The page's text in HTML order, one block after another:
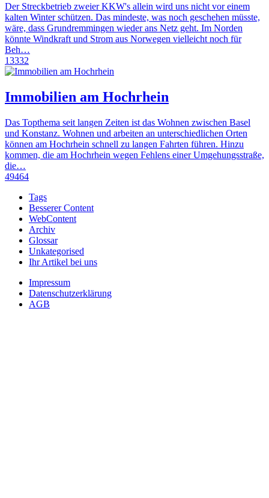
Der Streckbetrieb zweier KKW's allein wird uns nicht vor einem
kalten Winter schützen. Das mindeste, was noch geschehen müsste,
wäre, dass Grundremmingen wieder ans Netz geht. Im Norden
könnte Windkraft und Strom aus Norwegen vielleicht noch für
Beh…
13332
Immobilien am Hochrhein
Das Topthema seit langen Zeiten ist das Wohnen zwischen Basel
und Konstanz. Wohnen und arbeiten an unterschiedlichen Orten
können am Hochrhein schnell zu langen Fahrten führen. Hinzu
kommen, die am Hochrhein wegen Fehlens einer Umgehungsstraße,
die…
49464
Tags
Besserer Content
WebContent
Archiv
Glossar
Unkategorised
Ihr Artikel bei uns
Impressum
Datenschutzerklärung
AGB